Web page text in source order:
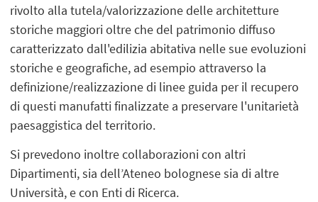
rivolto alla tutela/valorizzazione delle architetture
storiche maggiori oltre che del patrimonio diffuso
caratterizzato dall'edilizia abitativa nelle sue evoluzioni
storiche e geografiche, ad esempio attraverso la
definizione/realizzazione di linee guida per il recupero
di questi manufatti finalizzate a preservare l'unitarietà
paesaggistica del territorio.
Si prevedono inoltre collaborazioni con altri
Dipartimenti, sia dell’Ateneo bolognese sia di altre
Università, e con Enti di Ricerca.